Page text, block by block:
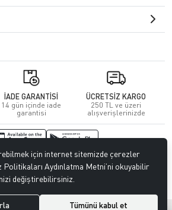
İADE GARANTİSİ
14 gün içinde iade
garantisi
ÜCRETSİZ KARGO
250 TL ve üzeri
alışverişlerinizde
DERİ. Tüm hakları saklıdır.
Nesil E-Ticaret Sistemleri ile Hazırlanmıştır.
için internet sitemizde çerezler
Politikaları Aydınlatma Metni’ni okuyabilir
değiştirebilirsiniz.
Tümünü kabul et